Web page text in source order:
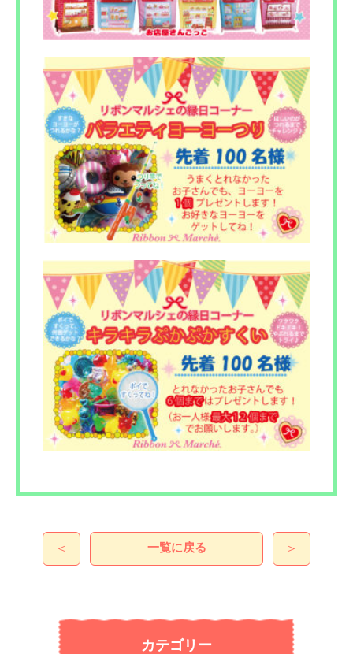
＜ 一覧に戻る ＞
カテゴリー